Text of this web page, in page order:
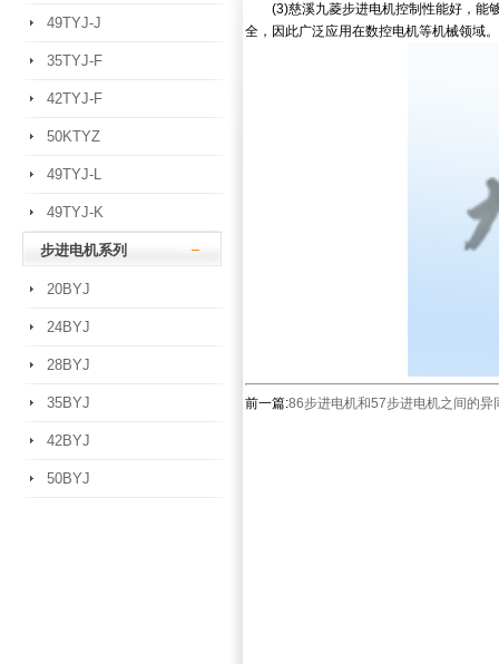
49TYJ-J
35TYJ-F
42TYJ-F
50KTYZ
49TYJ-L
49TYJ-K
步进电机系列
20BYJ
24BYJ
28BYJ
35BYJ
42BYJ
50BYJ
(3)慈溪九菱步进电机控制性能好，能够
全，因此广泛应用在数控电机等机械领域
前一篇:86步进电机和57步进电机之间的异